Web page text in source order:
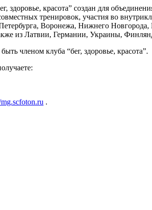
здоровье, красота” создан для
тренировок, участия во
Воронежа, Нижнего
из Латвии, Германии, Украины,
членом клуба “бег, здоровье, красота”.
.